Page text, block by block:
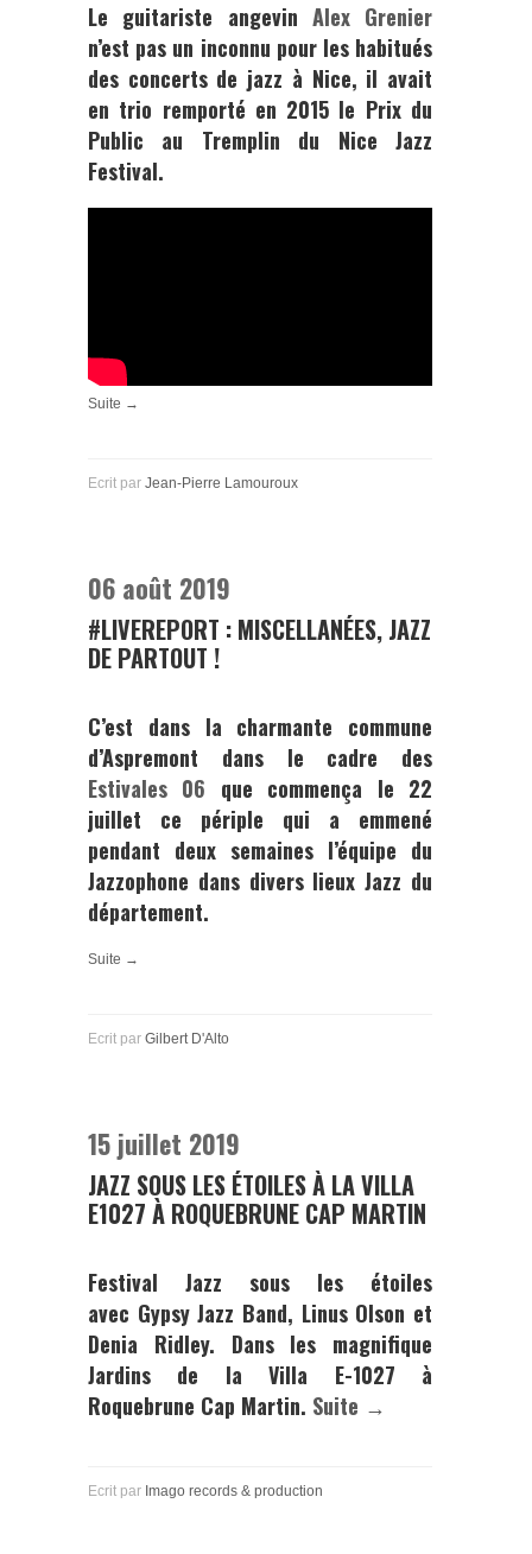
Le guitariste angevin Alex Grenier
n’est pas un inconnu pour les habitués
des concerts de jazz à Nice, il avait
en trio remporté en 2015 le Prix du
Public au Tremplin du Nice Jazz
Festival.
Suite →
Ecrit par Jean-Pierre Lamouroux
06 août 2019
#LIVEREPORT : MISCELLANÉES, JAZZ
DE PARTOUT !
C’est dans la charmante commune
d’Aspremont dans le cadre des
Estivales 06 que commença le 22
juillet ce périple qui a emmené
pendant deux semaines l’équipe du
Jazzophone dans divers lieux Jazz du
département.
Suite →
Ecrit par Gilbert D'Alto
15 juillet 2019
JAZZ SOUS LES ÉTOILES À LA VILLA
E1027 À ROQUEBRUNE CAP MARTIN
Festival Jazz sous les étoiles
avec Gypsy Jazz Band, Linus Olson et
Denia Ridley. Dans les magnifique
Jardins de laVilla E-1027 à
Roquebrune Cap Martin. Suite →
Ecrit par Imago records & production